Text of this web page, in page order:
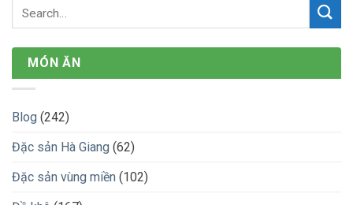
MÓN ĂN
Blog (242)
Đặc sản Hà Giang (62)
Đặc sản vùng miền (102)